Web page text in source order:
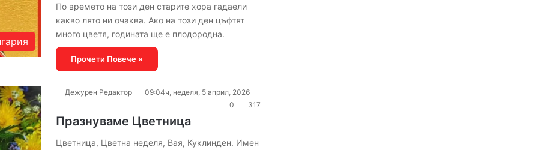
По времето на този ден старите хора гадаели
какво лято ни очаква. Ако на този ден цъфтят
много цветя, годината ще е плодородна.
Прочети Повече »
Дежурен Редактор
09:04ч, неделя, 5 април, 2026
0
317
Празнуваме Цветница
Цветница, Цветна неделя, Вая, Куклинден. Имен